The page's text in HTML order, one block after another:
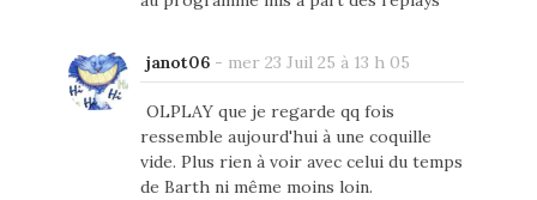
janot06- mer 23 Juil 25 à 13 h 05
OLPLAY que je regarde qq fois
ressemble aujourd'hui à une coquille
vide. Plus rien à voir avec celui du temps
de Barth ni même moins loin.